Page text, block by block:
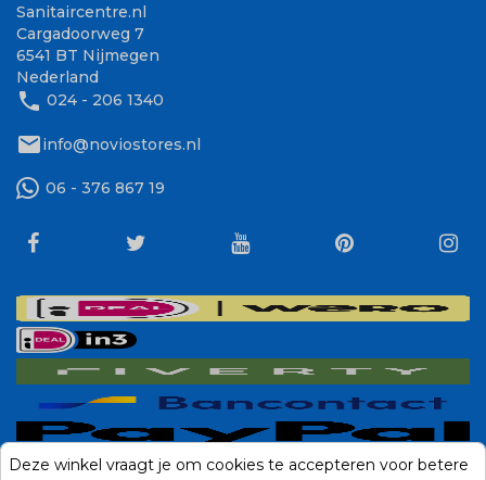
Sanitaircentre.nl
Cargadoorweg 7
6541 BT Nijmegen
Nederland
phone 024 - 206 1340
mailinfo@noviostores.nl
06 - 376 867 19
Deze winkel vraagt je om cookies te accepteren voor betere